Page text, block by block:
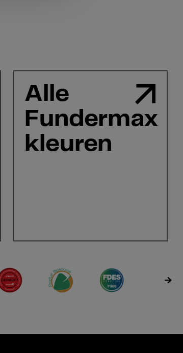
Alle
Fundermax
kleuren